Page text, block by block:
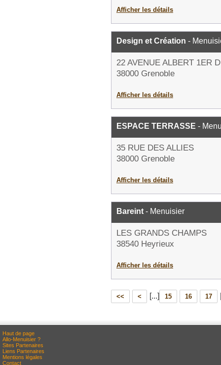
Afficher les détails
Design et Création -
22 AVENUE ALBERT 1ER
38000 Grenoble
Afficher les détails
ESPACE TERRASSE -
35 RUE DES ALLIES
38000 Grenoble
Afficher les détails
Bareint - Menuisier
LES GRANDS CHAMPS
38540 Heyrieux
Afficher les détails
<< < [...] 15 16 17
Haut de page
Allo-Menuisier ?
Sites Partenaires
Liens Partenaires
Mentions légales
Contact